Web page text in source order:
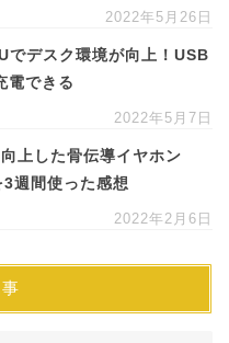
2022年5月26日
でデスク環境が向上！USB
電できる
2022年5月7日
上した骨伝導イヤホン
週間使った感想
2022年2月6日